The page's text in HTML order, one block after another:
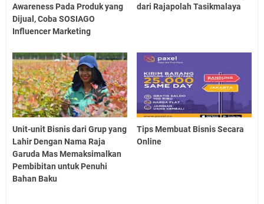
Awareness Pada Produk yang
Dijual, Coba SOSIAGO
Influencer Marketing
dari Rajapolah Tasikmalaya
Unit-unit Bisnis dari Grup yang
Lahir Dengan Nama Raja
Garuda Mas Memaksimalkan
Pembibitan untuk Penuhi
Bahan Baku
Tips Membuat Bisnis Secara
Online